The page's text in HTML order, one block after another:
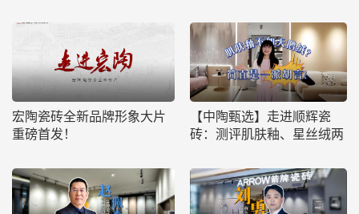
宏陶瓷砖全新品牌形象大片
重磅首发！
【中陶甄选】走进顺辉瓷
砖：测评肌肤釉、星丝绒两
鹅绒的谣言